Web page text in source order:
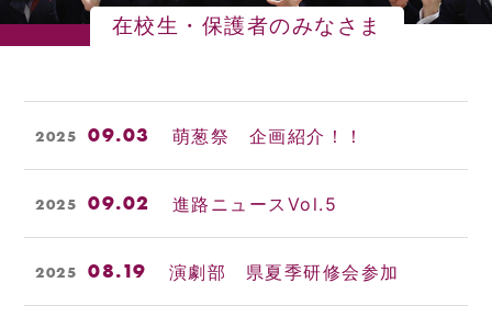
在校生・保護者のみなさま
2025 09.03 萌葱祭 企画紹介！！
2025 09.02 進路ニュースVol.5
2025 08.19 演劇部 県夏季研修会参加